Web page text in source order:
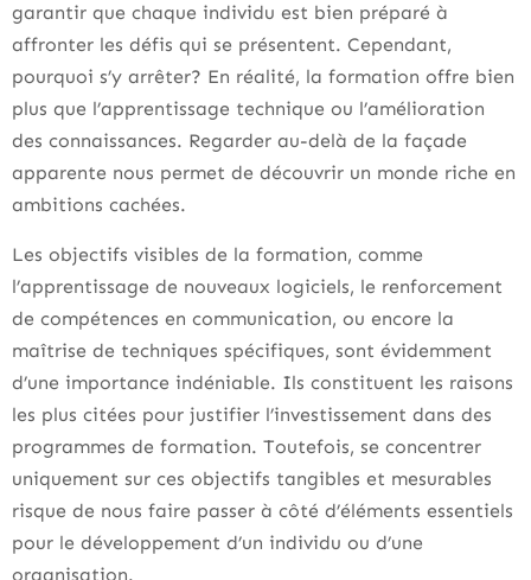
garantir que chaque individu est bien préparé à
affronter les défis qui se présentent. Cependant,
pourquoi s’y arrêter? En réalité, la formation offre bien
plus que l’apprentissage technique ou l’amélioration
des connaissances. Regarder au-delà de la façade
apparente nous permet de découvrir un monde riche en
ambitions cachées.
Les objectifs visibles de la formation, comme
l’apprentissage de nouveaux logiciels, le renforcement
de compétences en communication, ou encore la
maîtrise de techniques spécifiques, sont évidemment
d’une importance indéniable. Ils constituent les raisons
les plus citées pour justifier l’investissement dans des
programmes de formation. Toutefois, se concentrer
uniquement sur ces objectifs tangibles et mesurables
risque de nous faire passer à côté d’éléments essentiels
pour le développement d’un individu ou d’une
organisation.